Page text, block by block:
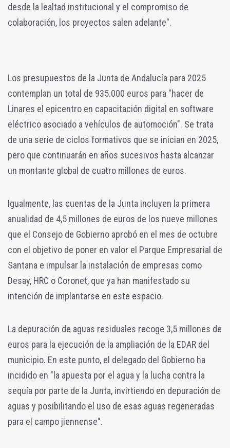
desde la lealtad institucional y el compromiso de
colaboración, los proyectos salen adelante".
Los presupuestos de la Junta de Andalucía para 2025
contemplan un total de 935.000 euros para "hacer de
Linares el epicentro en capacitación digital en software
eléctrico asociado a vehículos de automoción". Se trata
de una serie de ciclos formativos que se inician en 2025,
pero que continuarán en años sucesivos hasta alcanzar
un montante global de cuatro millones de euros.
Igualmente, las cuentas de la Junta incluyen la primera
anualidad de 4,5 millones de euros de los nueve millones
que el Consejo de Gobierno aprobó en el mes de octubre
con el objetivo de poner en valor el Parque Empresarial de
Santana e impulsar la instalación de empresas como
Desay, HRC o Coronet, que ya han manifestado su
intención de implantarse en este espacio.
La depuración de aguas residuales recoge 3,5 millones de
euros para la ejecución de la ampliación de la EDAR del
municipio. En este punto, el delegado del Gobierno ha
incidido en "la apuesta por el agua y la lucha contra la
sequía por parte de la Junta, invirtiendo en depuración de
aguas y posibilitando el uso de esas aguas regeneradas
para el campo jiennense".